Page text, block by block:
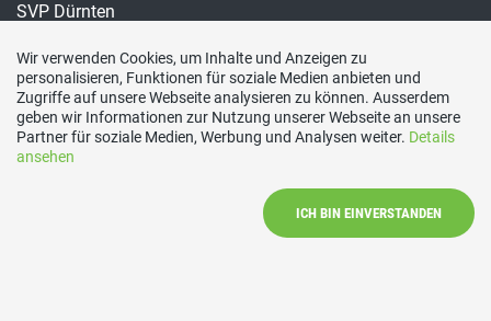
SVP Dürnten
SVP Gossau
SVP Grüningen
SVP Hinwill
SVP Rüti
SVP Seegräben
Wir verwenden Cookies, um Inhalte und Anzeigen zu
personalisieren, Funktionen für soziale Medien anbieten und
Zugriffe auf unsere Webseite analysieren zu können. Ausserdem
geben wir Informationen zur Nutzung unserer Webseite an unsere
Partner für soziale Medien, Werbung und Analysen weiter. Details
ansehen
ICH BIN EINVERSTANDEN